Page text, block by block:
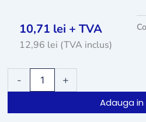
10,71 lei + TVA
12,96 lei (TVA inclus)
-
Dezinfectant
+
Adauga in